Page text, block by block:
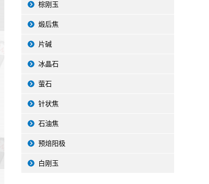
棕刚玉
煅后焦
片碱
冰晶石
萤石
针状焦
石油焦
预焙阳极
白刚玉